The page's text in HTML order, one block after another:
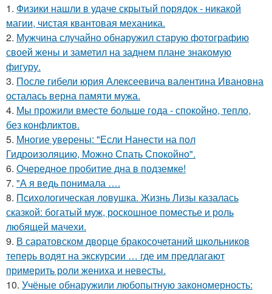
1. Физики нашли в удаче скрытый порядок - никакой
магии, чистая квантовая механика.
2. Мужчина случайно обнаружил старую фотографию
своей жены и заметил на заднем плане знакомую
фигуру.
3. После гибели юрия Алексеевича валентина Ивановна
осталась верна памяти мужа.
4. Мы прожили вместе больше года - спокойно, тепло,
без конфликтов.
5. Многие уверены: "Если Нанести на пол
Гидроизоляцию, Можно Спать Спокойно".
6. Очередное пробитие дна в подземке!
7. "А я ведь понимала ….
8. Психологическая ловушка. Жизнь Лизы казалась
сказкой: богатый муж, роскошное поместье и роль
любящей мачехи.
9. В саратовском дворце бракосочетаний школьников
теперь водят на экскурсии … где им предлагают
примерить роли жениха и невесты.
10. Учёные обнаружили любопытную закономерность: